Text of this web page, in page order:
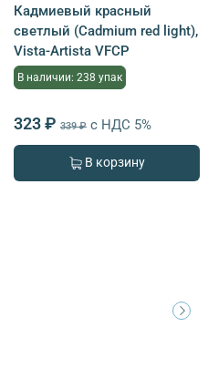
Кадмиевый красный
светлый (Cadmium red light),
Vista-Artista VFCP
В наличии: 238 упак
323 ₽ 339 ₽ с НДС 5%
В корзину